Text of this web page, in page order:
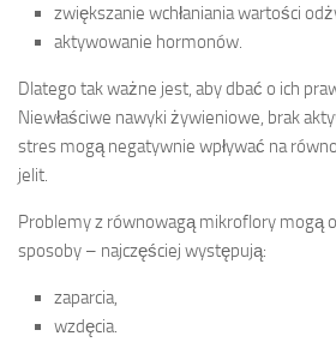
zwiększanie wchłaniania wartości
aktywowanie hormonów.
Dlatego tak ważne jest, aby dbać o ich
Niewłaściwe nawyki żywieniowe, brak
stres mogą negatywnie wpływać na
jelit.
Problemy z równowagą mikroflory mogą
sposoby – najczęściej występują:
zaparcia,
wzdęcia.